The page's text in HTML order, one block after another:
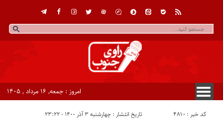
امروز : جمعه, ۱۶ مرداد , ۱۴۰۵
کد خبر : 4810 تاریخ انتشار : چهارشنبه ۳ آذر ۱۴۰۰ - ۲۳:۲۲